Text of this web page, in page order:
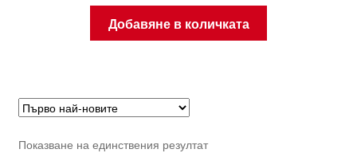
Добавяне в количката
Показване на единствения резултат